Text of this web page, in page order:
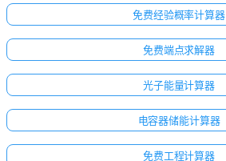
点击
登
录！
免费经验概率计算器
免费端点求解器
光子能量计算器
电容器储能计算器
免费工程计算器